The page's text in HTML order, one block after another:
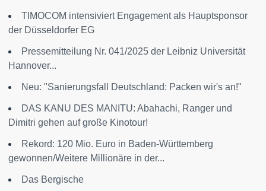
TIMOCOM intensiviert Engagement als Hauptsponsor
der Düsseldorfer EG
Pressemitteilung Nr. 041/2025 der Leibniz Universität
Hannover...
Neu: "Sanierungsfall Deutschland: Packen wir's an!"
DAS KANU DES MANITU: Abahachi, Ranger und
Dimitri gehen auf große Kinotour!
Rekord: 120 Mio. Euro in Baden-Württemberg
gewonnen/Weitere Millionäre in der...
Das Bergische